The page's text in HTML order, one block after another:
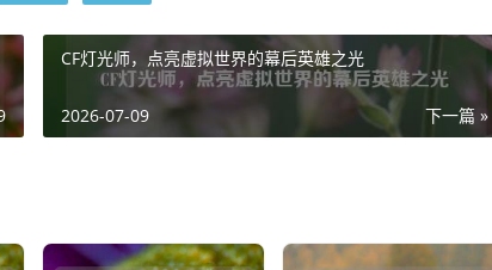
CF灯光师，点亮虚拟世界的幕后英雄之光
下一篇 »
2026-07-09